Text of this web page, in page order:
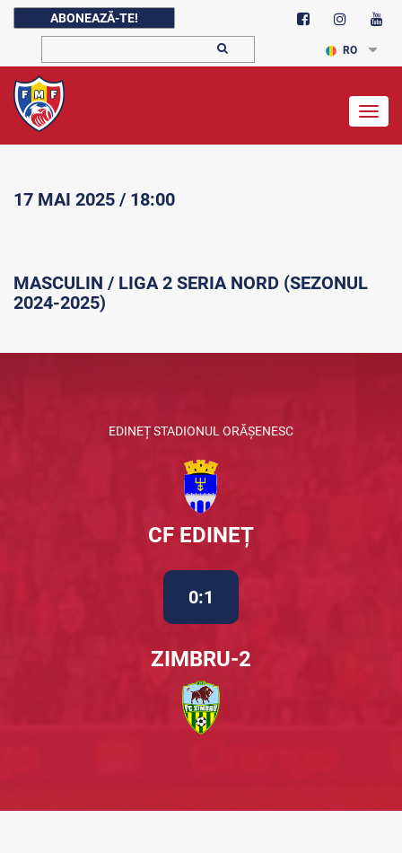
ABONEAZĂ-TE!
RO
17 MAI 2025 / 18:00
MASCULIN / LIGA 2 SERIA NORD (SEZONUL
2024-2025)
EDINEȚ STADIONUL ORĂȘENESC
CF EDINEȚ
0:1
ZIMBRU-2